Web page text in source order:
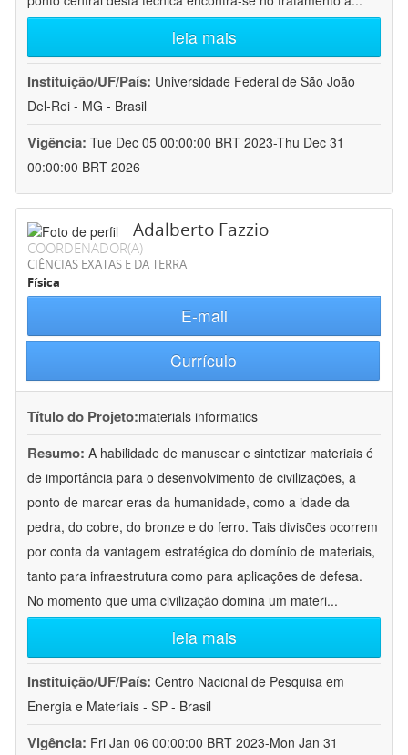
leia mais
Instituição/UF/País: Universidade Federal de São João
Del-Rei - MG - Brasil
Vigência: Tue Dec 05 00:00:00 BRT 2023-Thu Dec 31
00:00:00 BRT 2026
Adalberto Fazzio
COORDENADOR(A)
CIÊNCIAS EXATAS E DA TERRA
Física
E-mail
Currículo
Título do Projeto:materials informatics
Resumo: A habilidade de manusear e sintetizar materiais é
de importância para o desenvolvimento de civilizações, a
ponto de marcar eras da humanidade, como a idade da
pedra, do cobre, do bronze e do ferro. Tais divisões ocorrem
por conta da vantagem estratégica do domínio de materiais,
tanto para infraestrutura como para aplicações de defesa.
No momento que uma civilização domina um materi...
leia mais
Instituição/UF/País: Centro Nacional de Pesquisa em
Energia e Materiais - SP - Brasil
Vigência: Fri Jan 06 00:00:00 BRT 2023-Mon Jan 31